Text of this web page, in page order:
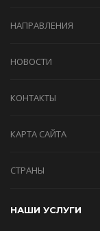
НАПРАВЛЕНИЯ
НОВОСТИ
КОНТАКТЫ
КАРТА САЙТА
СТРАНЫ
НАШИ УСЛУГИ